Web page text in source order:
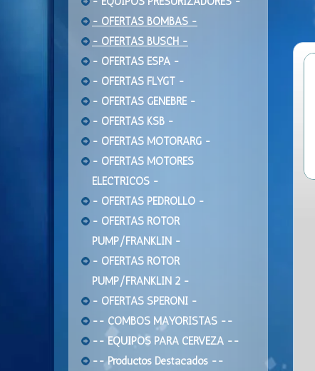
- OFERTAS BOMBAS -
- OFERTAS BUSCH -
- OFERTAS ESPA -
- OFERTAS FLYGT -
- OFERTAS GENEBRE -
- OFERTAS KSB -
- OFERTAS MOTORARG -
- OFERTAS MOTORES
ELECTRICOS -
- OFERTAS PEDROLLO -
- OFERTAS ROTOR
PUMP/FRANKLIN -
- OFERTAS ROTOR
PUMP/FRANKLIN 2 -
- OFERTAS SPERONI -
-- COMBOS MAYORISTAS --
-- EQUIPOS PARA CERVEZA --
-- Productos Destacados --